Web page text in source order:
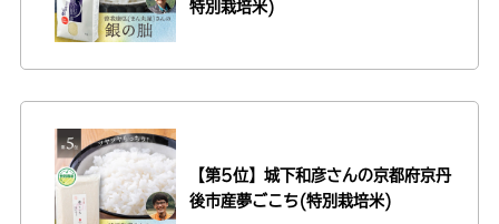
特別栽培米)
【第5位】城下和彦さんの京都府京丹
後市産夢ごこち(特別栽培米)